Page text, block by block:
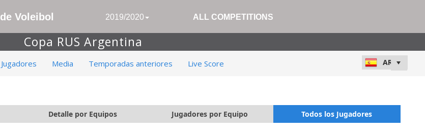
Voleibol 2019/2020 ALL COMPETITIONS
Copa RUS Argentina
Jugadores Media Temporadas anteriores Live Score
Detalle por Equipos Jugadores por Equipo Todos los Jugadores